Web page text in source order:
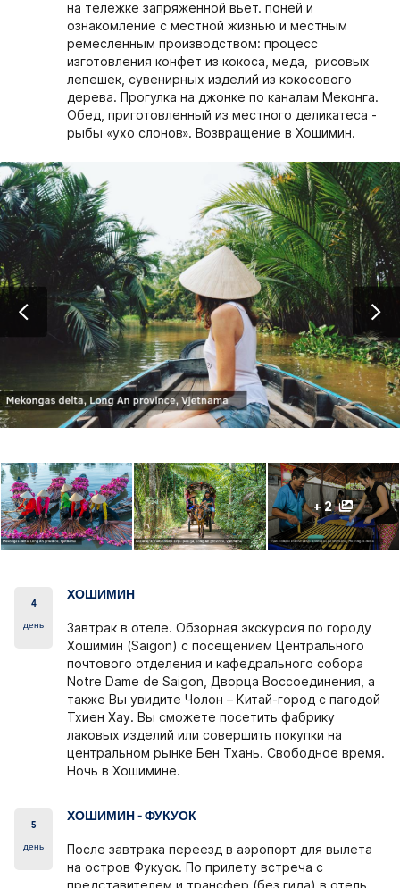
на тележке запряженной вьет. поней и
ознакомление с местной жизнью и местным
ремесленным производством: процесс
изготовления конфет из кокоса, меда, рисовых
лепешек, сувенирных изделий из кокосового
дерева. Прогулка на джонке по каналам Меконга.
Обед, приготовленный из местного деликатеса -
рыбы «ухо слонов». Возвращение в Хошимин.
+ 2
4
день
ХОШИМИН
Завтрак в отеле. Oбзорная экскурсия по городу
Хошимин (Saigon) с посещением Центрального
почтового отделения и кафедрального собора
Notre Dame de Saigon, Дворца Воссоединения, а
также Вы увидите Чолон – Китай-город с пагодой
Тхиен Хау. Вы сможете посетить фабрику
лаковых изделий или совершить покупки на
центральном рынке Бен Тхань. Свободное время.
Ночь в Хошимине.
5
день
ХОШИМИН - ФУКУОК
После завтрака переезд в аэропорт для вылета
на остров Фукуок. По прилету встреча с